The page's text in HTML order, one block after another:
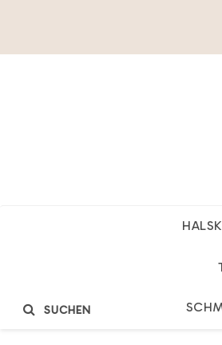
SUCHEN